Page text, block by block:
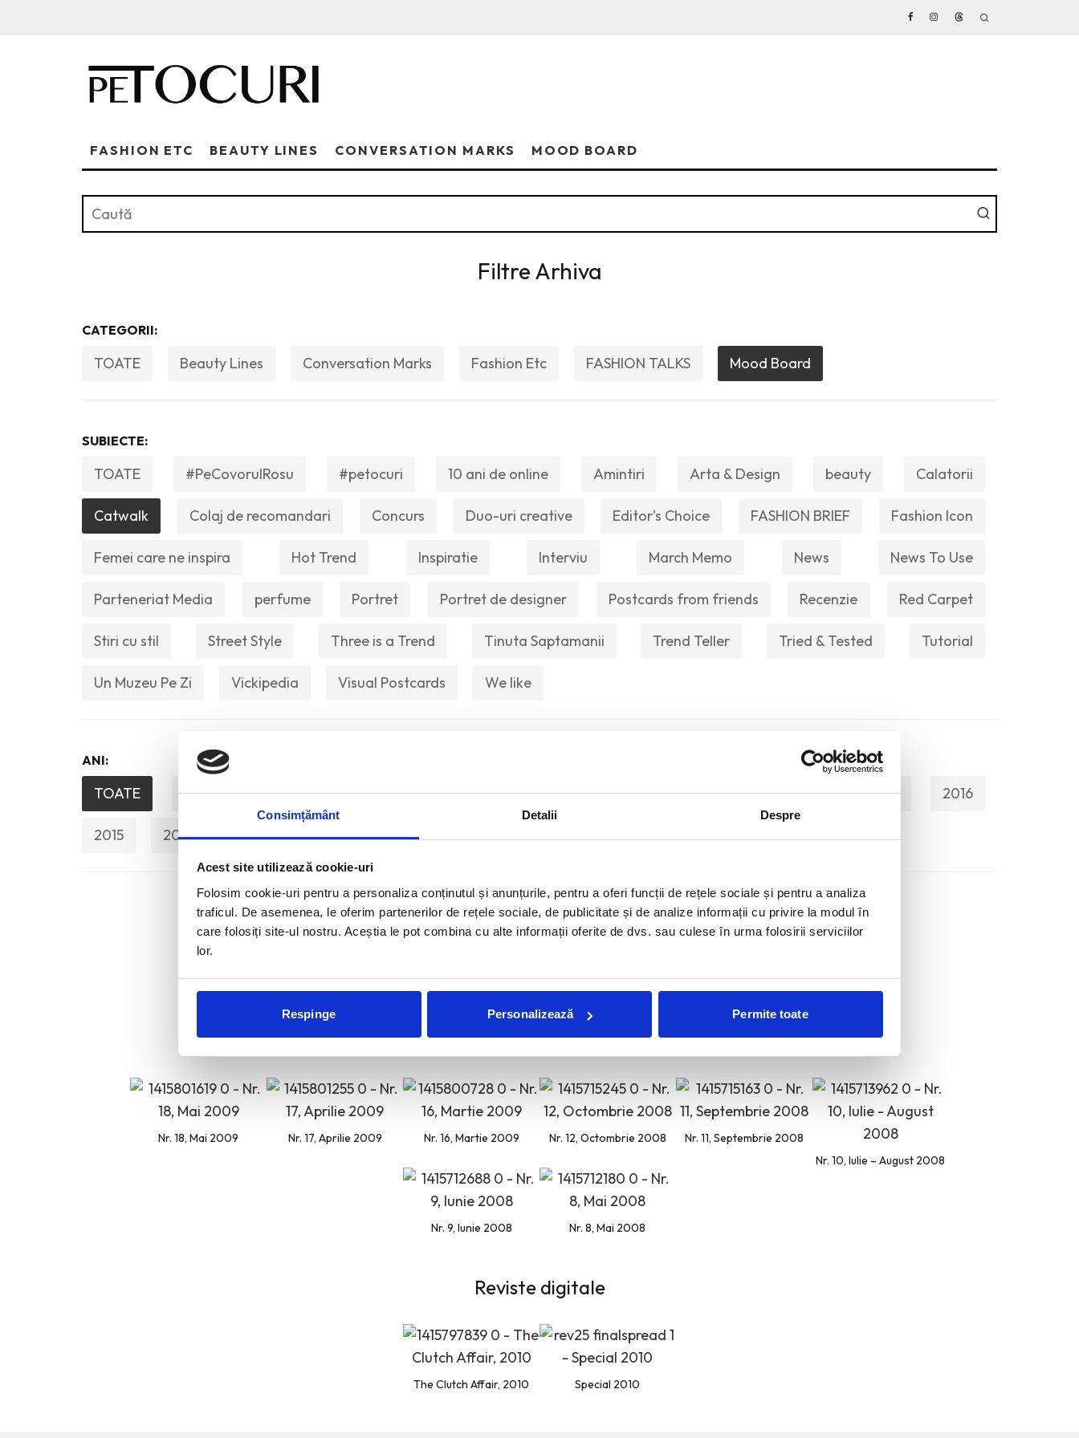
Consimțământ Detalii Despre
Acest site utilizează cookie-uri
Folosim cookie-uri pentru a personaliza conținutul și anunțurile, pentru a oferi funcții de rețele sociale și pentru a analiza
traficul. De asemenea, le oferim partenerilor de rețele sociale, de publicitate și de analize informații cu privire la modul în
care folosiți site-ul nostru. Aceștia le pot combina cu alte informații oferite de dvs. sau culese în urma folosirii serviciilor
lor.
Respinge Personalizează Permite toate
FASHION ETC BEAUTY LINES CONVERSATION MARKS MOOD BOARD
Filtre Arhiva
CATEGORII:
TOATE Beauty Lines Conversation Marks Fashion Etc FASHION TALKS Mood Board
SUBIECTE:
TOATE #PeCovorulRosu #petocuri 10 ani de online Amintiri Arta & Design beauty Calatorii
Catwalk Colaj de recomandari Concurs Duo-uri creative Editor's Choice FASHION BRIEF Fashion Icon
Femei care ne inspira Hot Trend Inspiratie Interviu March Memo News News To Use
Parteneriat Media perfume Portret Portret de designer Postcards from friends Recenzie Red Carpet
Stiri cu stil Street Style Three is a Trend Tinuta Saptamanii Trend Teller Tried & Tested Tutorial
Un Muzeu Pe Zi Vickipedia Visual Postcards We like
ANI:
TOATE 2026 2025 2024 2023 2022 2021 2020 2019 2018 2017 2016
2015 2014 2013 2012 2011 2010 2009 2008
Reviste tiparite
Nr. 18, Mai 2009 Nr. 17, Aprilie 2009 Nr. 16, Martie 2009 Nr. 12, Octombrie 2008
Nr. 11, Septembrie 2008
Nr. 10, Iulie – August 2008
Nr. 9, Iunie 2008 Nr. 8, Mai 2008
Reviste digitale
The Clutch Affair, 2010 Special 2010